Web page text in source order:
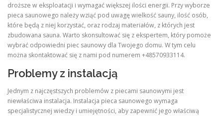
droższe w eksploatacji i wymagać większej ilości energii. Przy wyborze
pieca saunowego należy wziąć pod uwagę wielkość sauny, ilość osób,
które będą z niej korzystać, oraz rodzaj materiałów, z których jest
zbudowana sauna. Warto skonsultować się z ekspertem, który pomoże
wybrać odpowiedni piec saunowy dla Twojego domu. W tym celu
można skontaktować się z nami pod numerem +48570933114.
Problemy z instalacją
Jednym z najczęstszych problemów z piecami saunowymi jest
niewłaściwa instalacja. Instalacja pieca saunowego wymaga
specjalistycznej wiedzy i umiejętności, aby zapewnić jego właściwą